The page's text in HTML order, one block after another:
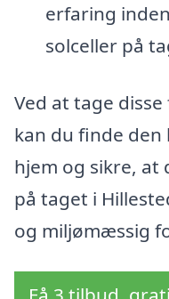
erfaring
solceller på
Ved at tage
kan du finde
hjem og sikre, at
på taget i
og miljømæssig